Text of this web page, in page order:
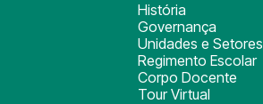
História
Governança
Unidades e Setores
Regimento Escolar
Corpo Docente
Tour Virtual